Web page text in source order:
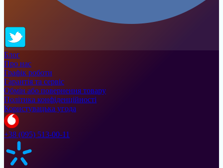
Блог
Про нас
Графік роботи
Гарантія та сервіс
Обмін або повернення товару
Політика конфіденційності
Користувацька угода
+38 (095) 513-00-11